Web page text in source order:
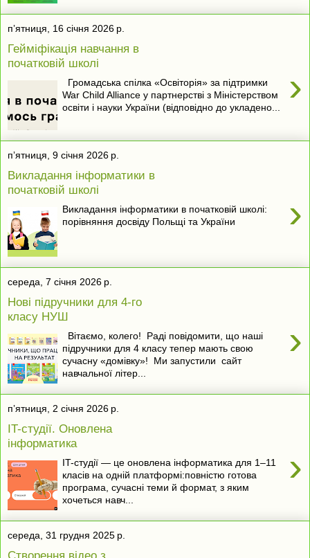
пʼятниця, 16 січня 2026 р.
Гейміфікація навчання в
початковій школі
›
Громадська спілка «Освіторія» за підтримки
War Child Alliance у партнерстві з Міністерством
освіти і науки України (відповідно до укладено...
пʼятниця, 9 січня 2026 р.
Викладання інформатики в
початковій школі
›
Викладання інформатики в початковій школі:
порівняння досвіду Польщі та України
середа, 7 січня 2026 р.
Нові підручники для 4-го
класу НУШ
›
Вітаємо, колего! Раді повідомити, що наші
підручники для 4 класу тепер мають свою
сучасну «домівку»! Ми запустили сайт
навчальної літер...
пʼятниця, 2 січня 2026 р.
IT-cтудії. Оновлена
інформатика
›
IT-студії — це оновлена інформатика для 1–11
класів на одній платформі:повністю готова
програма, сучасні теми й формат, з яким
хочеться навч...
середа, 31 грудня 2025 р.
Створення відео з